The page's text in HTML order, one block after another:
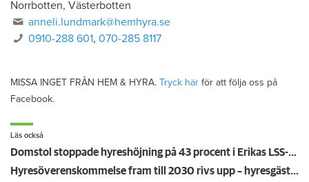
Norrbotten, Västerbotten
anneli.lundmark@hemhyra.se
0910-288 601,070-285 8117
MISSA INGET FRÅN HEM & HYRA. Tryck här för att följa oss på
Facebook.
Läs också
Domstol stoppade hyreshöjning på 43 procent i Erikas LSS-lägenhet – mamma Lena: ”Äntligen!”
Hyresöverenskommelse fram till 2030 rivs upp – hyresgäster känner sig svikna: "Jag går redan på knäna"